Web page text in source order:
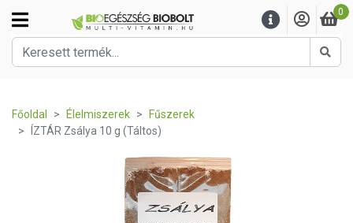
0
Főoldal Élelmiszerek
Fűszerek
ÍZTÁR Zsálya 10 g (Táltos)